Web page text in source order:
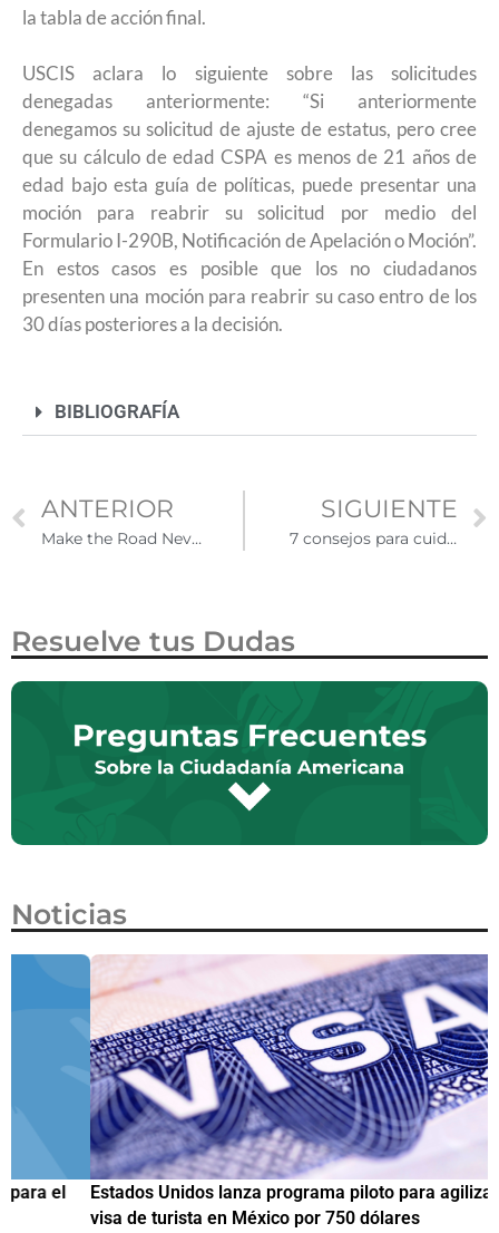
la tabla de acción final.
USCIS aclara lo siguiente sobre las solicitudes
denegadas anteriormente: “Si anteriormente
denegamos su solicitud de ajuste de estatus, pero cree
que su cálculo de edad CSPA es menos de 21 años de
edad bajo esta guía de políticas, puede presentar una
moción para reabrir su solicitud por medio del
Formulario I-290B, Notificación de Apelación o Moción”.
En estos casos es posible que los no ciudadanos
presenten una moción para reabrir su caso entro de los
30 días posteriores a la decisión.
BIBLIOGRAFÍA
ANTERIOR
Make the Road Nevada abre su primera oficina en Reno, NV
SIGUIENTE
7 consejos para cuidar tu salud siendo migrante en Estados Unidos
Resuelve tus Dudas
Noticias
Estados Unidos lanza programa piloto para agilizar citas de
visa de turista en México por 750 dólares